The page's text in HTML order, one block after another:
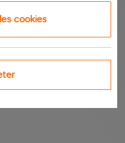
cookies